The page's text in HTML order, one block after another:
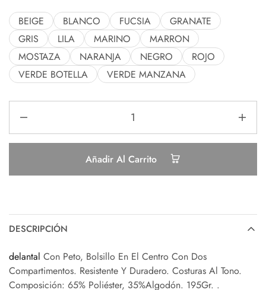
BEIGE BLANCO FUCSIA
GRANATE
GRIS
LILA MARINO
MARRON
MOSTAZA
NARANJA NEGRO
ROJO
VERDE BOTELLA
VERDE MANZANA
Añadir Al Carrito
DESCRIPCIÓN
delantal Con Peto, Bolsillo En El Centro Con Dos
Compartimentos. Resistente Y Duradero. Costuras Al Tono.
Composición: 65% Poliéster, 35%Algodón. 195Gr. .